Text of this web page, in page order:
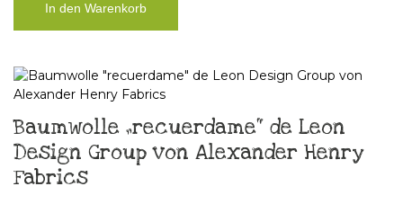
In den Warenkorb
Baumwolle „recuerdame“ de Leon
Design Group von Alexander Henry
Fabrics